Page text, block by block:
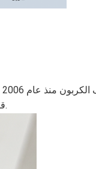
قادرون على إنتاج منتجات تصميم مخصصة راقية بسعر معقول.